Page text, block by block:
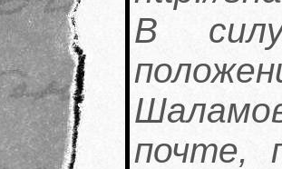
В
почте,